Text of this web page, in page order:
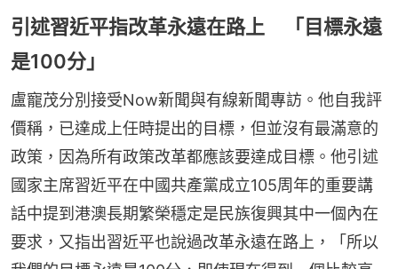
引述習近平指改革永遠在路上 「目標永遠
是100分」
盧寵茂分別接受Now新聞與有線新聞專訪。他自我評
價稱，已達成上任時提出的目標，但並沒有最滿意的
政策，因為所有政策改革都應該要達成目標。他引述
國家主席習近平在中國共產黨成立105周年的重要講
話中提到港澳長期繁榮穩定是民族復興其中一個內在
要求，又指出習近平也說過改革永遠在路上，「所以